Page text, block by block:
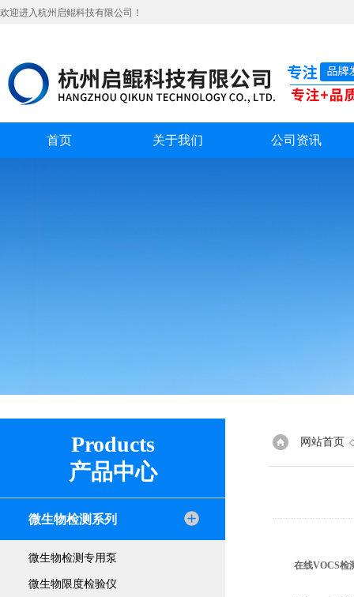
欢迎进入杭州启鲲科技有限公司！
首页 关于我们 公司资讯
Products
产品中心
微生物检测系列
微生物检测专用泵
微生物限度检验仪
网站首页
在线VOCS检